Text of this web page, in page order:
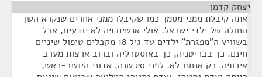
יצחק קדמן
אתה קיבלת ממני מסמך כמו שקיבלו ממני אחרים שנקרא השן
החולה של ילדי ישראל. אולי אנשים פה לא יודעים, אבל
בשוויץ ה"מפגרת" ילדים עד גיל 18 מקבלים טיפול שיניים
חינם. כך בבריטניה, כך באוסטרליה וברוב ארצות מערב
אירופה. רק אנחנו לא. לפני 20 שנה, אדוני היושב-ראש,